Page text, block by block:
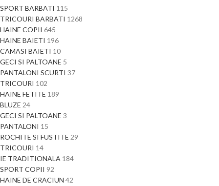
SPORT BARBATI 115
TRICOURI BARBATI 1268
HAINE COPII 645
HAINE BAIETI 196
CAMASI BAIETI 10
GECI SI PALTOANE 5
PANTALONI SCURTI 37
TRICOURI 102
HAINE FETITE 189
BLUZE 24
GECI SI PALTOANE 3
PANTALONI 15
ROCHITE SI FUSTITE 29
TRICOURI 14
IE TRADITIONALA 184
SPORT COPII 92
HAINE DE CRACIUN 42